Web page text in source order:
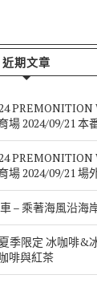
近期文章
場 2024/09/21 本
場 2024/09/21 場
– 乘著海風沿海
季限定 冰咖啡&
啡與紅茶